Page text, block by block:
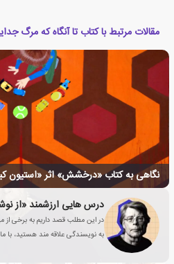
مقالات مرتبط با کتاب تا آنگاه که مرگ
نگاهی به کتاب «درخشش» اثر «استیون
درس هایی ارزشمند «از
در این مطلب قصد داریم به برخی از
به نویسندگی علاقه مند هستید، با